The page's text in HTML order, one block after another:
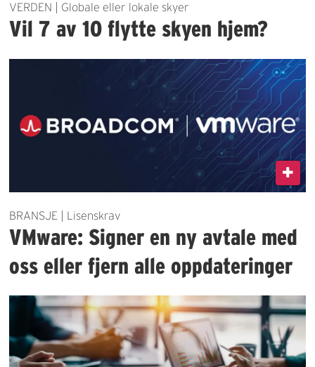
VERDEN | Globale eller lokale skyer
Vil 7 av 10 flytte skyen hjem?
BRANSJE | Lisenskrav
VMware: Signer en ny avtale med
oss eller fjern alle oppdateringer